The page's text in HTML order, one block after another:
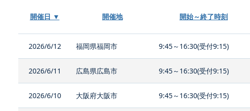
開催日 ▼ 開催地 開始～終了時刻
2026/6/12 福岡県福岡市 9:45～16:30(受付9:15)
2026/6/11 広島県広島市 9:45～16:30(受付9:15)
2026/6/10 大阪府大阪市 9:45～16:30(受付9:15)